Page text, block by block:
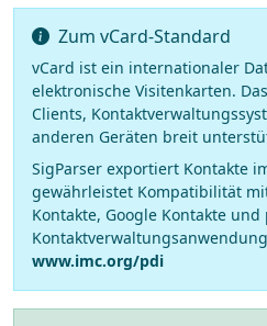
Zum vCard-Standard
vCard ist ein internationaler
elektronische Visitenkarten.
Clients,
anderen Geräten breit
SigParser exportiert Kontakte
gewährleistet Kompatibilität
Kontakte, Google Kontakte
www.imc.org/pdi